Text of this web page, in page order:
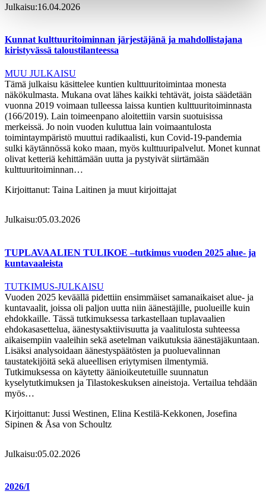
Julkaisu:16.04.2026
Kunnat kulttuuritoiminnan järjestäjänä ja mahdollistajana
kiristyvässä taloustilanteessa
MUU JULKAISU
Tämä julkaisu käsittelee kuntien kulttuuritoimintaa monesta
näkökulmasta. Mukana ovat lähes kaikki tehtävät, joista säädetään
vuonna 2019 voimaan tulleessa laissa kuntien kulttuuritoiminnasta
(166/2019). Lain toimeenpano aloitettiin varsin suotuisissa
merkeissä. Jo noin vuoden kuluttua lain voimaantulosta
toimintaympäristö muuttui radikaalisti, kun Covid-19-pandemia
sulki käytännössä koko maan, myös kulttuuripalvelut. Monet kunnat
olivat ketteriä kehittämään uutta ja pystyivät siirtämään
kulttuuritoiminnan…
Kirjoittanut: Taina Laitinen ja muut kirjoittajat
Julkaisu:05.03.2026
TUPLAVAALIEN TULIKOE –tutkimus vuoden 2025 alue- ja
kuntavaaleista
TUTKIMUS-JULKAISU
Vuoden 2025 keväällä pidettiin ensimmäiset samanaikaiset alue- ja
kuntavaalit, joissa oli paljon uutta niin äänestäjille, puolueille kuin
ehdokkaille. Tässä tutkimuksessa tarkastellaan tuplavaalien
ehdokasasettelua, äänestysaktiivisuutta ja vaalitulosta suhteessa
aikaisempiin vaaleihin sekä asetelman vaikutuksia äänestäjäkuntaan.
Lisäksi analysoidaan äänestyspäätösten ja puoluevalinnan
taustatekijöitä sekä alueellisen eriytymisen ilmentymiä.
Tutkimuksessa on käytetty äänioikeutetuille suunnatun
kyselytutkimuksen ja Tilastokeskuksen aineistoja. Vertailua tehdään
myös…
Kirjoittanut: Jussi Westinen, Elina Kestilä-Kekkonen, Josefina
Sipinen & Åsa von Schoultz
Julkaisu:05.02.2026
2026/I